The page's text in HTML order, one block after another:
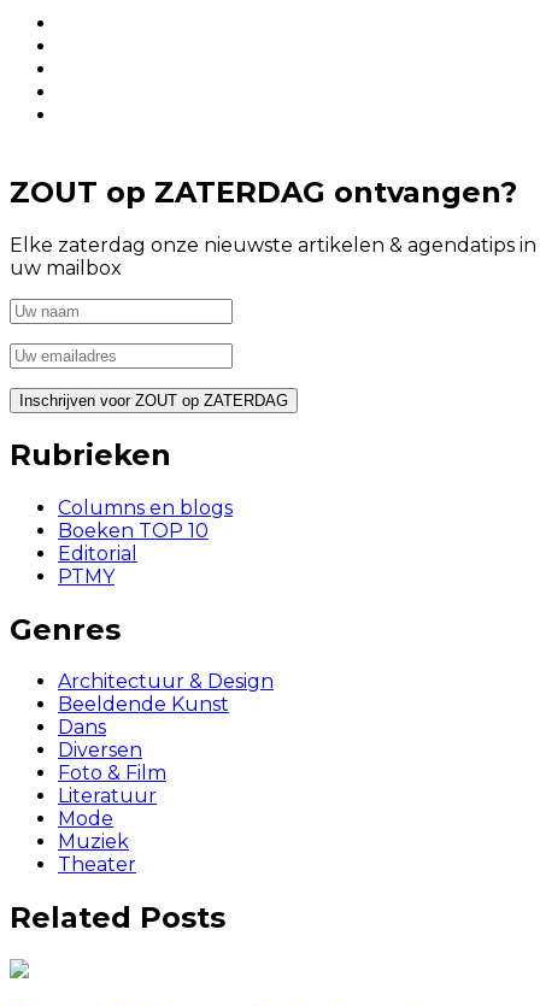
ZOUT op ZATERDAG ontvangen?
Elke zaterdag onze nieuwste artikelen & agendatips in
uw mailbox
Rubrieken
Columns en blogs
Boeken TOP 10
Editorial
PTMY
Genres
Architectuur & Design
Beeldende Kunst
Dans
Diversen
Foto & Film
Literatuur
Mode
Muziek
Theater
Related Posts